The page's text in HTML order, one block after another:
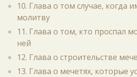
10. Глава о том случае, когда
молитву
11. Глава о том, кто проспал
ней
12. Глава о строительстве
13. Глава о мечетях, которые